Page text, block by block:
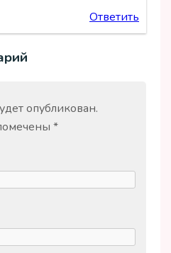
Ответить
опубликован.
*